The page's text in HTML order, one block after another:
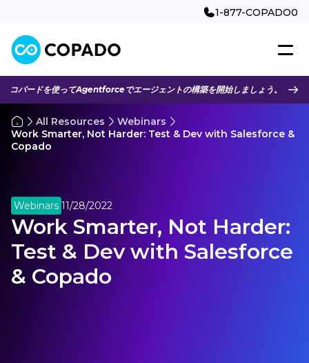
1-877-COPADO0
コパードを使ってAgentforceでエージェントの構築を開始しましょう。
All Resources
Webinars
Work Smarter, Not Harder: Test & Dev with Salesforce &
Copado
Webinars 11/28/2022
Work Smarter, Not Harder:
Test & Dev with Salesforce
& Copado